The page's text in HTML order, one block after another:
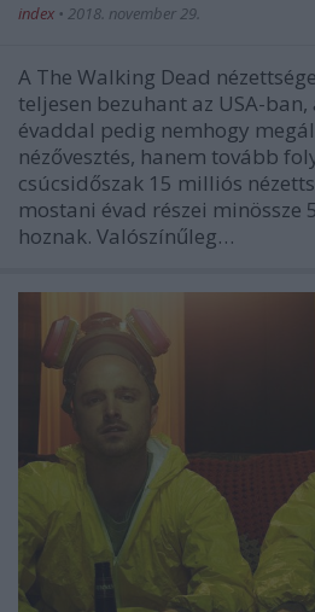
index • 2018. november 29.
A The Walking Dead
teljesen bezuhant az USA-
évaddal pedig nemhogy
nézővesztés, hanem tovább
csúcsidőszak 15 milliós
mostani évad részei minössze
hoznak. Valószínűleg…